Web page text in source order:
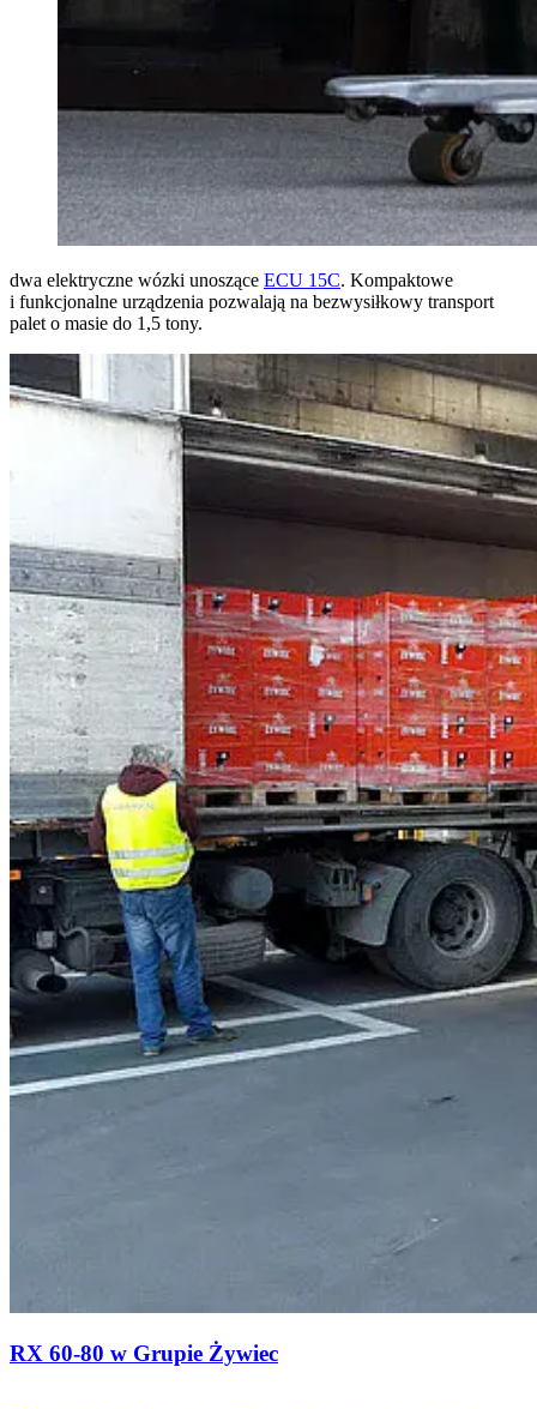
dwa elektryczne wózki unoszące ECU 15C. Kompaktowe
i funkcjonalne urządzenia pozwalają na bezwysiłkowy transport
palet o masie do 1,5 tony.
RX 60-80 w Grupie Żywiec